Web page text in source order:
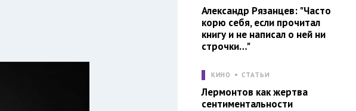
Александр Рязанцев: "Часто
корю себя, если прочитал
книгу и не написал о ней ни
строчки…"
КИНО СТАТЬИ
Лермонтов как жертва
сентиментальности